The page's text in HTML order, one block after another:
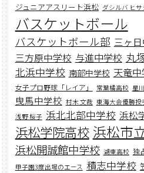
ジュニアアスリート浜松 ダシルバ ヒサ
バスケットボール
バスケットボール部 三ヶ
三方原中学校 与進中学校 丸
北浜中学校 南部中学校 天竜
女子プロ野球「レイア」 常葉橘高校 星
曳馬中学校 村木 文哉 東海大会優勝投
浅野 桜子 浜北北部中学校 浜松
浜松学院高校 浜松市
浜松開誠館中学校 湖東高校 独
甲子園3度出場のエース 積志中学校